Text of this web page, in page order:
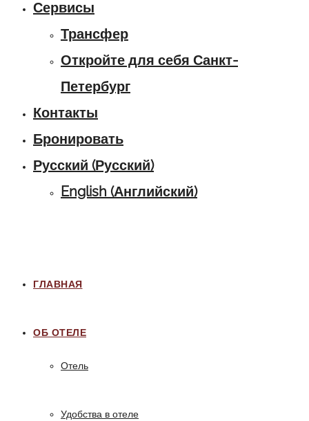
Сервисы
Трансфер
Откройте для себя Санкт-
Петербург
Контакты
Бронировать
Русский (Русский)
English (Английский)
ГЛАВНАЯ
ОБ ОТЕЛЕ
Отель
Удобства в отеле